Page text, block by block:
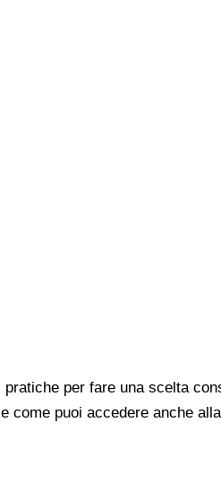
per fare una scelta
come puoi accedere anche